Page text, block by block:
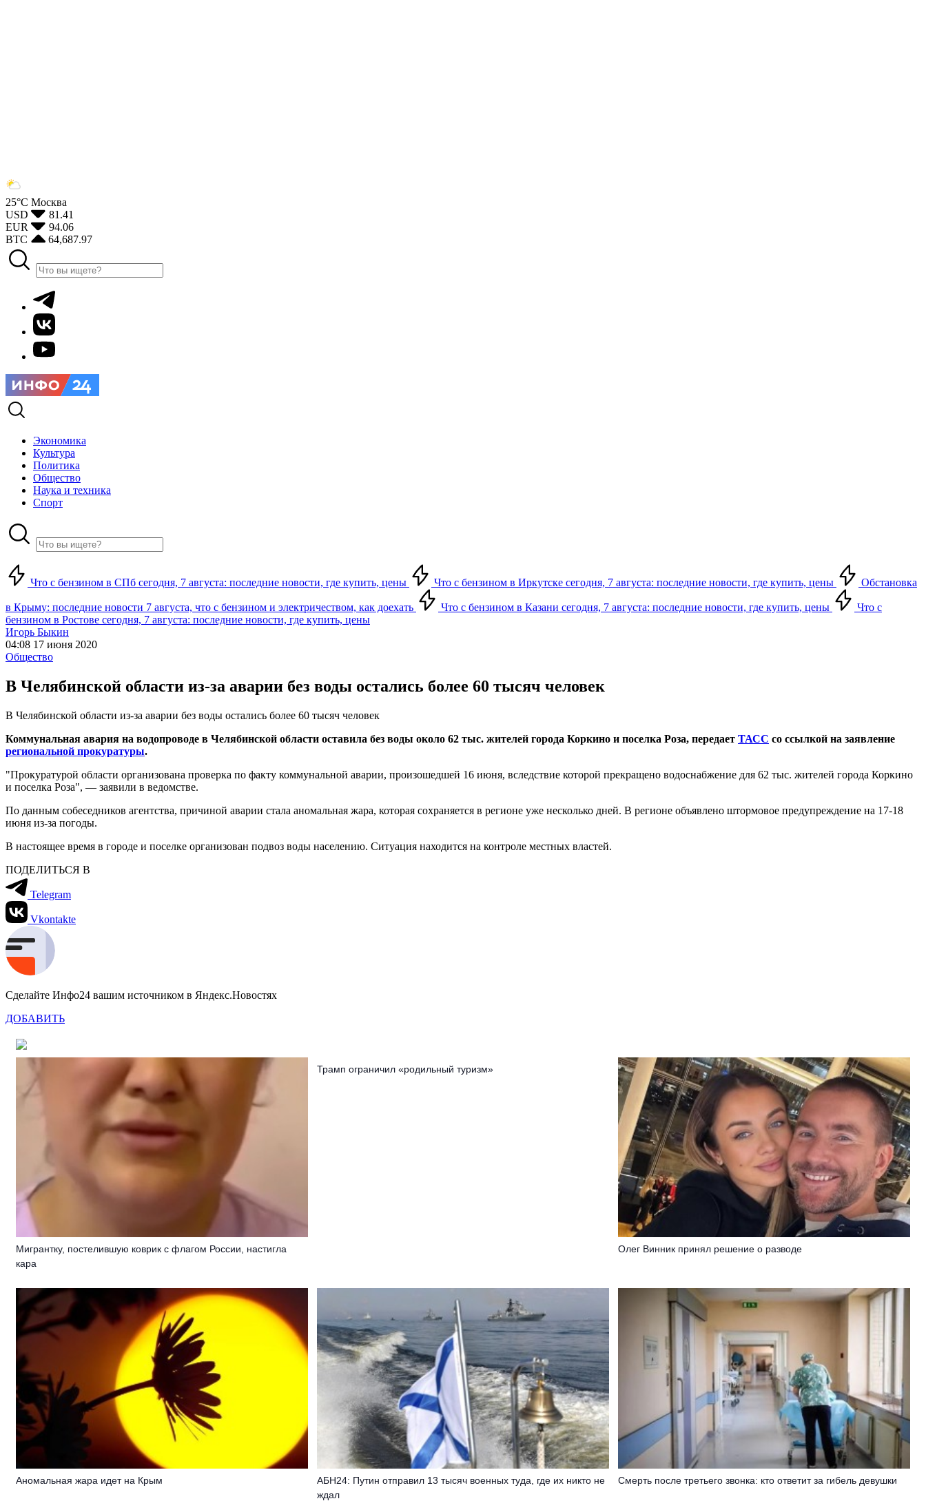
25°С Москва
USD
81.41
EUR
94.06
BTC
64,687.97
Экономика
Культура
Политика
Общество
Наука и техника
Спорт
Что с бензином в СПб сегодня, 7 августа: последние новости, где купить, цены Что с бензином в Иркутске сегодня, 7 августа: последние новости, где купить, цены Обстановка
в Крыму: последние новости 7 августа, что с бензином и электричеством, как доехать Что с бензином в Казани сегодня, 7 августа: последние новости, где купить, цены
Что с
бензином в Ростове сегодня, 7 августа: последние новости, где купить, цены
Игорь Быкин
04:08 17 июня 2020
Общество
В Челябинской области из-за аварии без воды остались более 60 тысяч человек
В Челябинской области из-за аварии без воды остались более 60 тысяч человек
Коммунальная авария на водопроводе в Челябинской области оставила без воды около 62 тыс. жителей города Коркино и поселка Роза, передает ТАСС со ссылкой на заявление
региональной прокуратуры.
"Прокуратурой области организована проверка по факту коммунальной аварии, произошедшей 16 июня, вследствие которой прекращено водоснабжение для 62 тыс. жителей города Коркино
и поселка Роза", — заявили в ведомстве.
По данным собеседников агентства, причиной аварии стала аномальная жара, которая сохраняется в регионе уже несколько дней. В регионе объявлено штормовое предупреждение на 17-18
июня из-за погоды.
В настоящее время в городе и поселке организован подвоз воды населению. Ситуация находится на контроле местных властей.
ПОДЕЛИТЬСЯ В
Telegram
Vkontakte
Сделайте Инфо24 вашим источником в Яндекс.Новостях
ДОБАВИТЬ
Мигрантку, постелившую коврик с флагом России, настигла
кара
Трамп ограничил «родильный туризм»
Олег Винник принял решение о разводе
Аномальная жара идет на Крым
АБН24: Путин отправил 13 тысяч военных туда, где их никто не
ждал
Смерть после третьего звонка: кто ответит за гибель девушки